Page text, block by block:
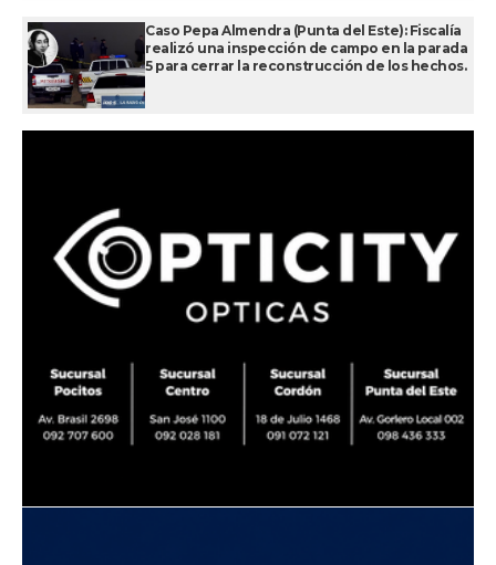
Caso Pepa Almendra (Punta del Este): Fiscalía
realizó una inspección de campo en la parada
5 para cerrar la reconstrucción de los hechos.